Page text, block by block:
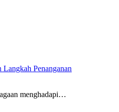
Penanganan
menghadapi…